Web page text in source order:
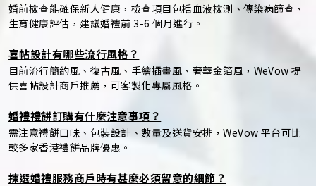
婚前檢查能確保新人健康，檢查項目包括血液檢測、傳染病篩查、
生育健康評估，建議婚禮前 3-6 個月進行。
喜帖設計有哪些流行風格？
目前流行簡約風、復古風、手繪插畫風、奢華金箔風，WeVow 提
供喜帖設計商戶推薦，可客製化專屬風格。
婚禮禮餅訂購有什麼注意事項？
需注意禮餅口味、包裝設計、數量及送貨安排，WeVow 平台可比
較多家香港禮餅品牌優惠。
揀選婚禮服務商戶時有甚麼必須留意的細節？